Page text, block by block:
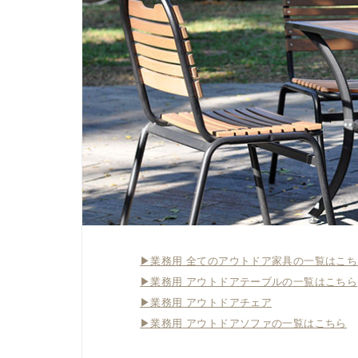
▶業務用 全てのアウトドア家具の一覧はこ
▶業務用 アウトドアテーブルの一覧はこちら
▶業務用 アウトドアチェア
▶業務用 アウトドアソファの一覧はこちら